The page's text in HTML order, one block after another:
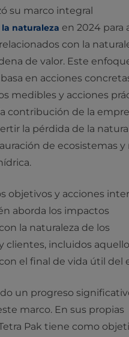
su marco integral
naturaleza en 2024 para
con la
de valor. Este
en acciones
medibles y acciones
contribución de la
la pérdida de la
de ecosistemas y
objetivos y acciones
aborda los impactos
la naturaleza de los
clientes, incluidos
el final de vida útil del
un progreso
marco. En sus propias
Pak tiene como